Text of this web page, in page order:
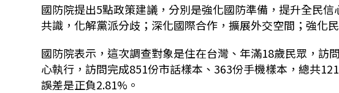
國防院提出5點政策建議，分別是強化國防準備，提升全民
共識，化解黨派分歧；深化國際合作，擴展外交空間；強化
國防院表示，這次調查對象是住在台灣、年滿18歲民眾，訪
心執行，訪問完成851份市話樣本、363份手機樣本，總共
誤差是正負2.81%。